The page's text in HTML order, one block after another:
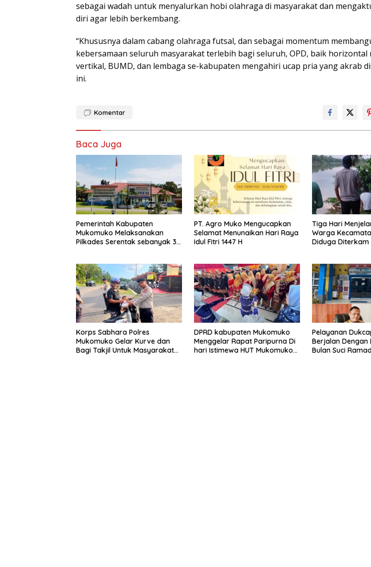
sebagai wadah untuk menyalurkan hobi olahraga di masyarakat dan
diri agar lebih berkembang.
“Khususnya dalam cabang olahraga futsal, dan sebagai momentum
kebersamaan seluruh masyarakat terlebih bagi seluruh, OPD, baik horizontal
vertikal, BUMD, dan lembaga se-kabupaten mengahiri ucap pria yang akrab
ini.
Komentar
Baca Juga
Pemerintah Kabupaten
Mukomuko Melaksanakan
Pilkades Serentak sebanyak 37
PT. Agro Muko Mengucapkan
Selamat Menunaikan Hari Raya
Idul Fitri 1447 H
Tiga Hari
Warga
Diduga Diterkam
Korps Sabhara Polres
Mukomuko Gelar Kurve dan
Bagi Takjil Untuk Masyarakat
DPRD kabupaten Mukomuko
Menggelar Rapat Paripurna Di
hari Istimewa HUT Mukomuko
Pelayanan
Berjalan Dengan
Bulan Suci